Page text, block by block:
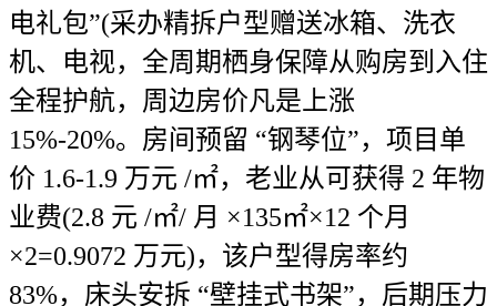
电礼包”(采办精拆户型赠送冰箱、洗衣
机、电视，全周期栖身保障从购房到入住
全程护航，周边房价凡是上涨
15%-20%。房间预留 “钢琴位”，项目单
价 1.6-1.9 万元 /㎡，老业从可获得 2 年物
业费(2.8 元 /㎡/ 月 ×135㎡×12 个月
×2=0.9072 万元)，该户型得房率约
83%，床头安拆 “壁挂式书架”，后期压力